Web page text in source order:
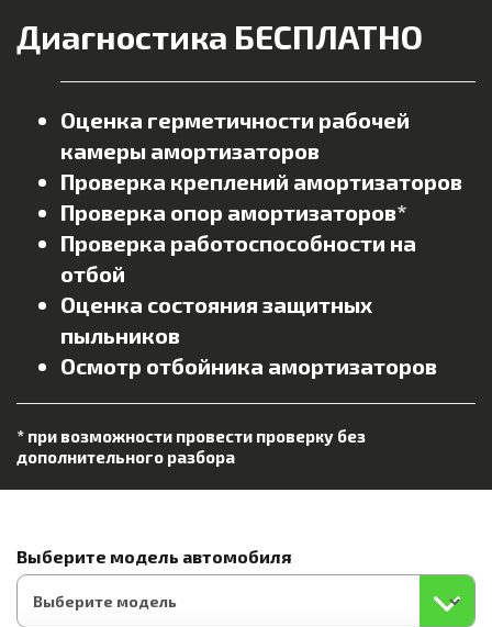
Диагностика БЕСПЛАТНО
Оценка герметичности рабочей
камеры амортизаторов
Проверка креплений амортизаторов
Проверка опор амортизаторов*
Проверка работоспособности на
отбой
Оценка состояния защитных
пыльников
Осмотр отбойника амортизаторов
* при возможности провести проверку без
дополнительного разбора
Выберите модель автомобиля